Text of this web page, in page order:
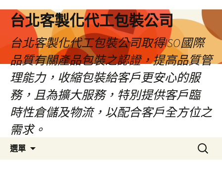
台北客製化代工包裝公司
台北客製化代工包裝公司取得ISO國際
品質有關產品包裝之認證，提高品質管
理能力，收縮包裝給客戶更安心的服
務，且為擴大服務，特別提供客戶臨
時性倉儲及物流，以配合客戶全方位之
需求。
選單
搜
尋